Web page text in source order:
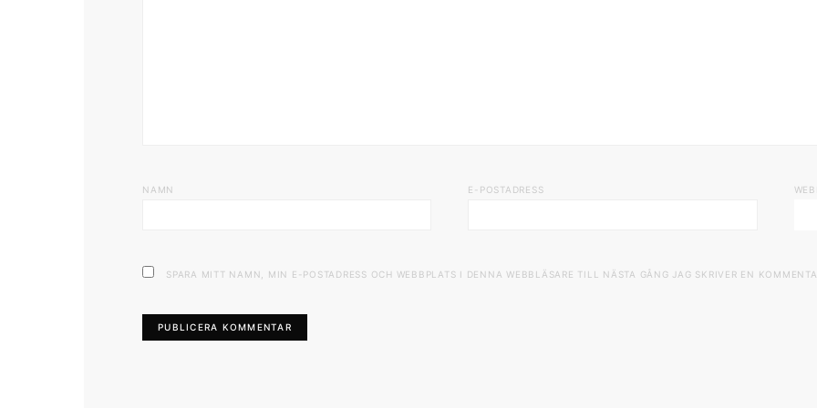
NAMN E-POSTADRESS
SPARA MITT NAMN, MIN E-POSTADRESS OCH WEBBPLATS I DENNA WEBBLÄSARE TILL NÄSTA GÅNG JAG SKRIVER EN